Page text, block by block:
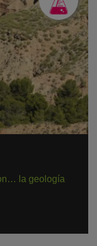
la geología